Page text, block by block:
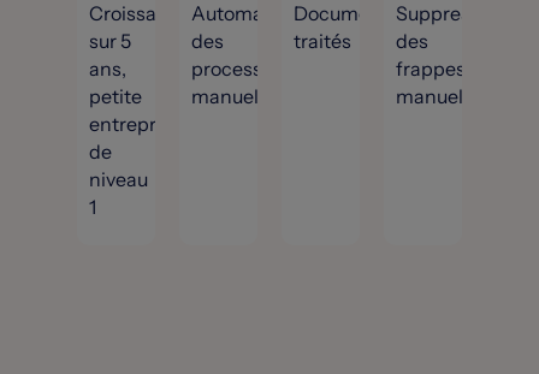
Croissance
sur 5
ans,
petite
entreprise
de
niveau
1
Automatisation
des
processus
manuels
Documents
traités
Suppression
des
frappes
manuelles